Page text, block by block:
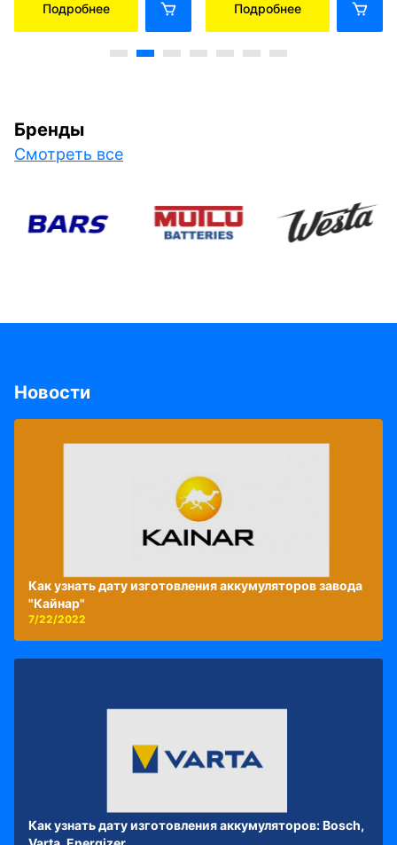
Подробнее Подробнее
Бренды
Смотреть все
Новости
Как узнать дату изготовления аккумуляторов завода
"Кайнар"
7/22/2022
Как узнать дату изготовления аккумуляторов: Bosch,